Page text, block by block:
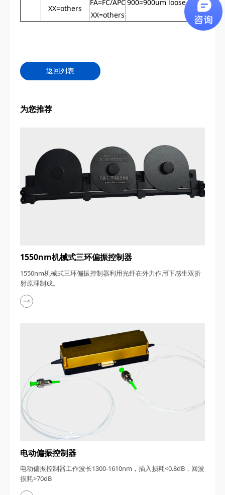
XX=others
FA=FC/APC
XX=others
900=900um loose tube
返回列表
为您推荐
1550nm​机械式三环偏振控制器
1550nm​机械式三环偏振控制器利用光纤在外力作用下感生双折
射原理制成。
电动偏振控制器
电动偏振控制器工作波长1300-1610nm，插入损耗<0.8dB，回波
损耗>70dB